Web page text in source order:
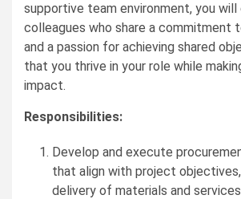
supportive team environment, you
colleagues who share a commitment
and a passion for achieving shared
that you thrive in your role while
impact.
Responsibilities:
Develop and execute
that align with project
delivery of materials and